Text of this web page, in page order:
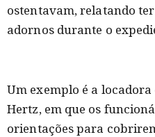
ostentavam, relatando
adornos durante o
Um exemplo é a
Hertz, em que os
orientações para